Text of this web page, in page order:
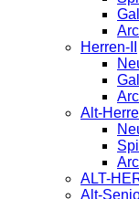
Herren-II
Alt-
ALT-
Alt-